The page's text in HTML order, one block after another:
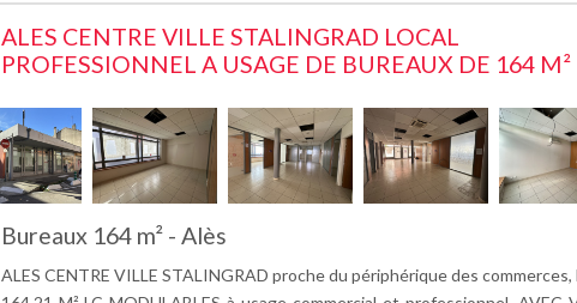
ALES CENTRE VILLE STALINGRAD LOCAL
PROFESSIONNEL A USAGE DE BUREAUX DE 164 M²
Bureaux 164 m² - Alès
ALES CENTRE VILLE STALINGRAD proche du périphérique des commerces,